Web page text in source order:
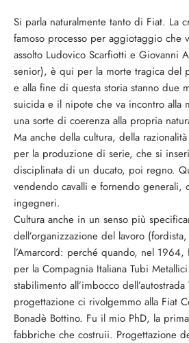
Si parla naturalmente tanto di Fiat. La
famoso processo per aggiotaggio che
assolto Ludovico Scarfiotti e Giovanni
senior), è qui per la morte tragica del
e alla fine di questa storia stanno due
suicida e il nipote che va incontro alla
una sorte di coerenza alla propria
Ma anche della cultura, della
per la produzione di serie, che si
disciplinata di un ducato, poi regno.
vendendo cavalli e fornendo generali,
ingegneri.
Cultura anche in un senso più
dell’organizzazione del lavoro
l’Amarcord: perché quando, nel 1964,
per la Compagnia Italiana Tubi
stabilimento all’imbocco
progettazione ci rivolgemmo alla Fiat
Bonadè Bottino. Fu il mio PhD, la
fabbriche che costruii. Progettazione